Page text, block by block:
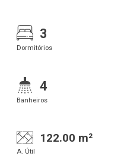
3
Dormitórios
4
Banheiros
122.00 m²
A. Útil